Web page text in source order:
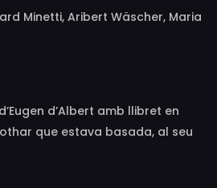
Minetti, Aribert Wäscher, Maria
Frida Richard, Luis Rainer, Max
Charlotte Komp, Mena Mair,
Bekuch Hamid, Till
d’Albert amb llibret en
que estava basada, al seu